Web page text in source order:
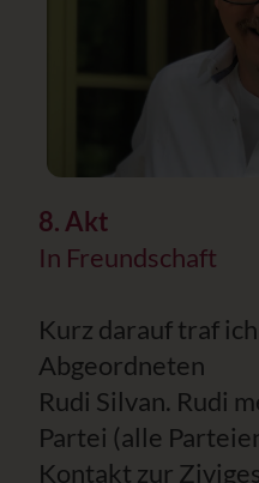
8. Akt
In Freundschaft
Kurz darauf traf
Abgeordneten
Rudi Silvan. Rudi
Partei (alle
Kontakt zur